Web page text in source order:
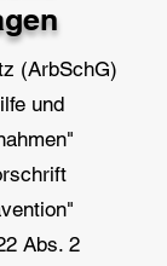
(ArbSchG)
und
Abs. 2